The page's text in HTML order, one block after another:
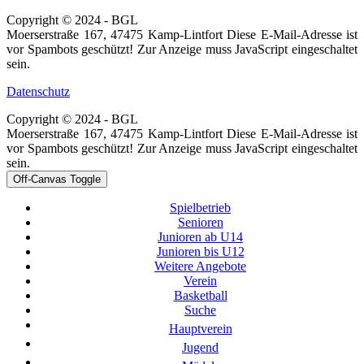
Copyright © 2024 - BGL
Moerserstraße 167, 47475 Kamp-Lintfort Diese E-Mail-Adresse ist
vor Spambots geschützt! Zur Anzeige muss JavaScript eingeschaltet
sein.
Datenschutz
Copyright © 2024 - BGL
Moerserstraße 167, 47475 Kamp-Lintfort Diese E-Mail-Adresse ist
vor Spambots geschützt! Zur Anzeige muss JavaScript eingeschaltet
sein.
Off-Canvas Toggle
Spielbetrieb
Senioren
Junioren ab U14
Junioren bis U12
Weitere Angebote
Verein
Basketball
Suche
Hauptverein
Jugend